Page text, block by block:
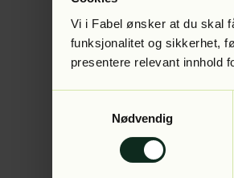
Vi i Fabel ønsker at du skal
funksjonalitet og sikkerhet,
presentere relevant innhold
Nødvendig
Application